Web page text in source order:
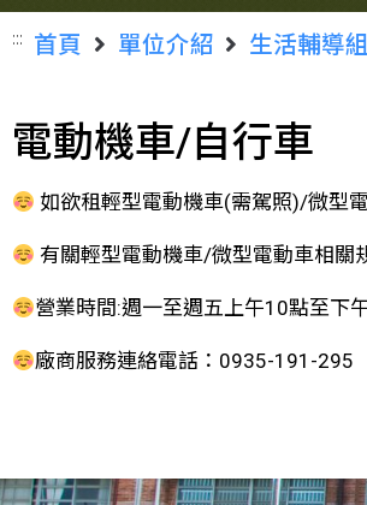
::: 首頁 單位介紹 生活輔導組
電動機車/自行車
如欲租輕型電動機車(需駕照)/微型
有關輕型電動機車/微型電動車相關
營業時間:週一至週五上午10點至下
廠商服務連絡電話：0935-191-295